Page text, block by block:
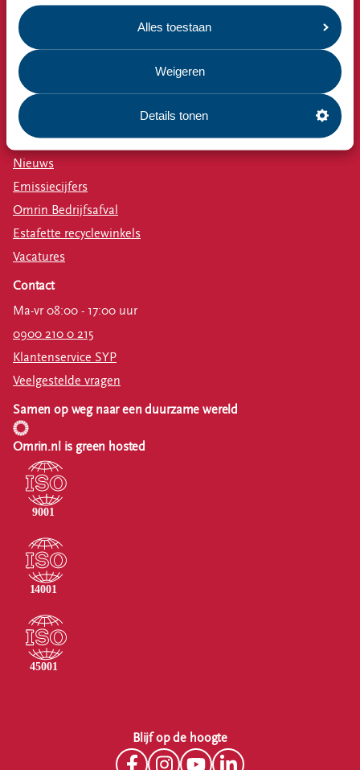
Alles toestaan
Weigeren
Details tonen
Afvalkalender
Omrin Afvalapp
Milieustraat
Afspraak milieustraat
Afval aanmelden
Bekijk ook
Nieuws
Emissiecijfers
Omrin Bedrijfsafval
Estafette recyclewinkels
Vacatures
Contact
Ma-vr 08:00 - 17:00 uur
0900 210 0 215
Klantenservice SYP
Veelgestelde vragen
Samen op weg naar een duurzame wereld
Omrin.nl is green hosted
Blijf op de hoogte